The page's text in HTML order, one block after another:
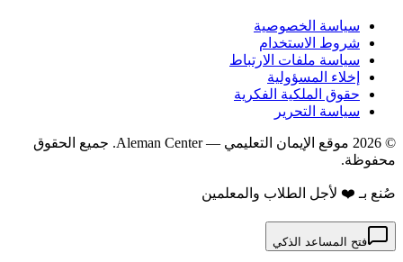
سياسة الخصوصية
شروط الاستخدام
سياسة ملفات الارتباط
إخلاء المسؤولية
حقوق الملكية الفكرية
سياسة التحرير
©
2026 موقع الإيمان التعليمي
— Aleman Center. جميع الحقوق
محفوظة.
صُنع بـ ❤️ لأجل الطلاب والمعلمين
فتح المساعد الذكي